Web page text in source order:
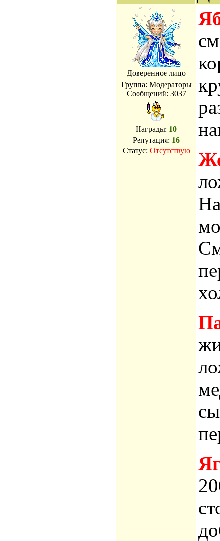
Доверенное лицо
Группа: Модераторы
Сообщений: 3037
Награды: 10
Репутация: 16
Статус: Отсутствую